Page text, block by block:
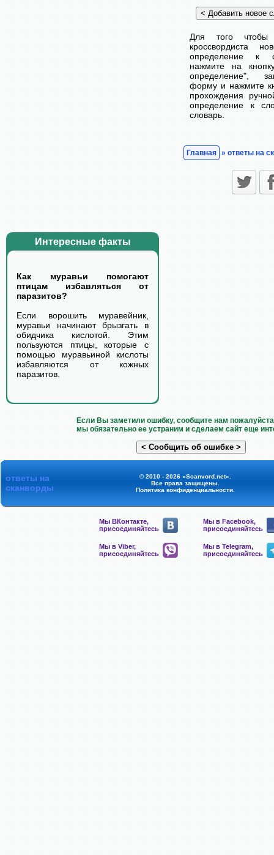
Интересные факты
Как муравьи помогают
птицам избавляться от
паразитов?
Если ворошить муравейник,
муравьи начинают брызгать в
обидчика кислотой. Этим
пользуются птицы, которые с
помощью муравьиной кислоты
избавляются от кожных
паразитов.
Для того чтобы
кроссвордиста
определение к
нажмите на
определение",
форму и нажмите
прохождения
определение к
словарь.
Главная » ответы на
Если Вы заметили ошибку, сообщите нам
мы обязательно ее устраним и сделаем сайт еще
ответы на
сканворды
© 2010 - 2026 «Scanvord.net».
Все права защищены.
Политика конфиденциальности.
Мы ВКонтакте,
присоединяйтесь
Мы в Facebook,
присоединяйтесь
Мы в Viber,
присоединяйтесь
Мы в Telegram,
присоединяйтесь